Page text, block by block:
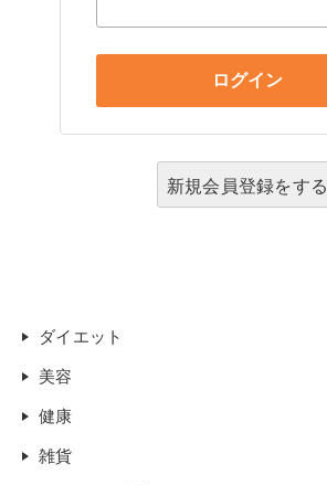
新規会員登録をする
ダイエット
美容
健康
雑貨